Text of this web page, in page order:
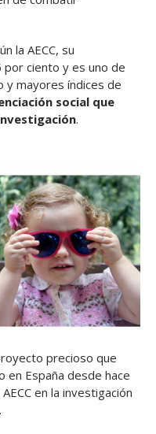
la AECC, su
por ciento y es uno de
mayores índices de
social que
.
precioso que
en España desde hace
en la investigación